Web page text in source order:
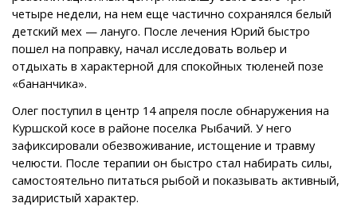
четыре недели, на нем еще частично сохранялся белый
детский мех — лануго. После лечения Юрий быстро
пошел на поправку, начал исследовать вольер и
отдыхать в характерной для спокойных тюленей позе
«бананчика».
Олег поступил в центр 14 апреля после обнаружения на
Куршской косе в районе поселка Рыбачий. У него
зафиксировали обезвоживание, истощение и травму
челюсти. После терапии он быстро стал набирать силы,
самостоятельно питаться рыбой и показывать активный,
задиристый характер.